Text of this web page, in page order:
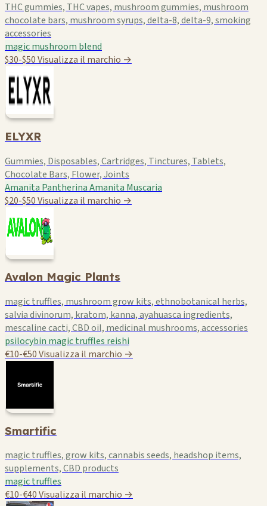
THC gummies, THC vapes, mushroom gummies, mushroom
chocolate bars, mushroom syrups, delta-8, delta-9, smoking
accessories
magic mushroom blend
$30-$50Visualizza il marchio →
ELYXR
Gummies, Disposables, Cartridges, Tinctures, Tablets,
Chocolate Bars, Flower, Joints
Amanita PantherinaAmanita Muscaria
$20-$50Visualizza il marchio →
Avalon Magic Plants
magic truffles, mushroom grow kits, ethnobotanical herbs,
salvia divinorum, kratom, kanna, ayahuasca ingredients,
mescaline cacti, CBD oil, medicinal mushrooms, accessories
psilocybin magic truffles reishi
€10-€50Visualizza il marchio →
Smartific
magic truffles, grow kits, cannabis seeds, headshop items,
supplements, CBD products
magic truffles
€10-€40Visualizza il marchio →